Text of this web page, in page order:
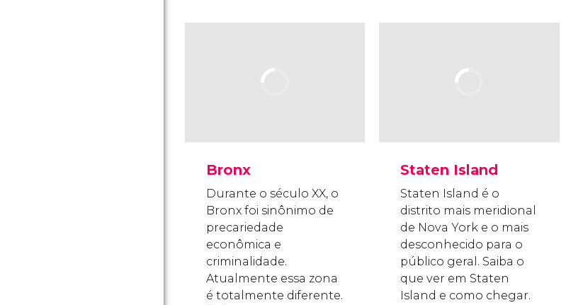
Bronx
Durante o século XX, o
Bronx foi sinônimo de
precariedade
econômica e
criminalidade.
Atualmente essa zona
é totalmente diferente.
Staten Island
Staten Island é o
distrito mais meridional
de Nova York e o mais
desconhecido para o
público geral. Saiba o
que ver em Staten
Island e como chegar.